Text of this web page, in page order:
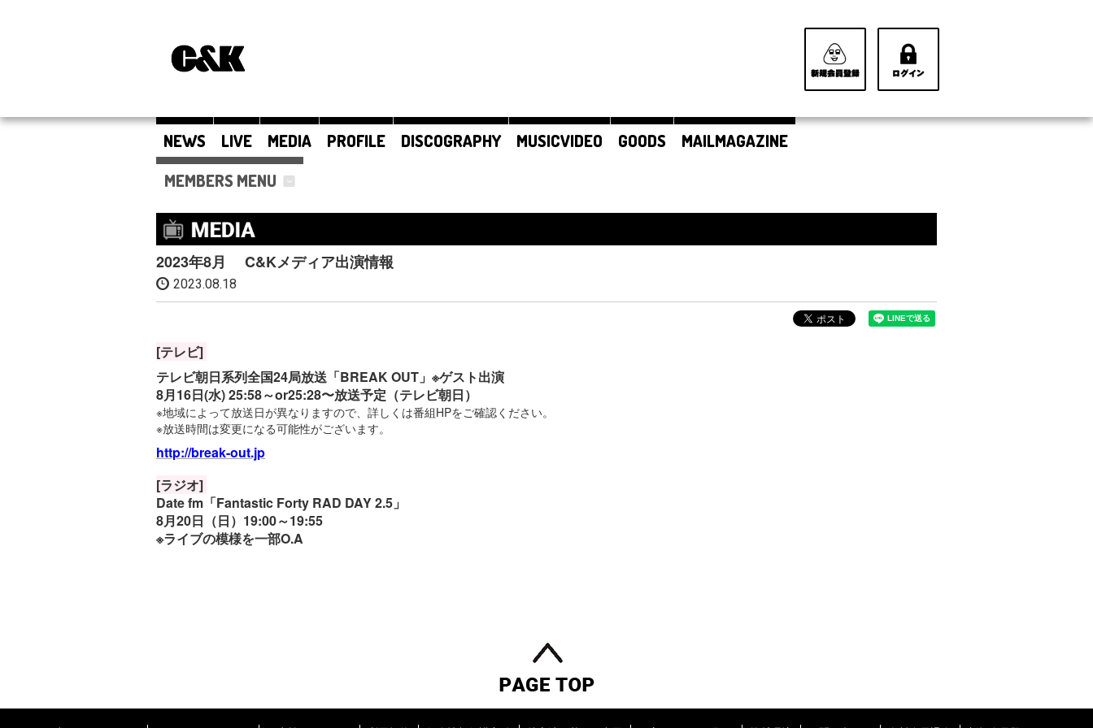
NEWS LIVE MEDIA PROFILE DISCOGRAPHY MUSICVIDEO GOODS
MAILMAGAZINE
MEMBERS MENU
2023年8月 C&Kメディア出演情報
2023.08.18
[テレビ]
テレビ朝日系列全国24局放送「BREAK OUT」※ゲスト出演
8月16日(水) 25:58～or25:28〜放送予定（テレビ朝日）
※地域によって放送日が異なりますので、詳しくは番組HPをご確認ください。
※放送時間は変更になる可能性がございます。
http://break-out.jp
[ラジオ]
Date fm「Fantastic Forty RAD DAY 2.5」
8月20日（日）19:00～19:55
※ライブの模様を一部O.A